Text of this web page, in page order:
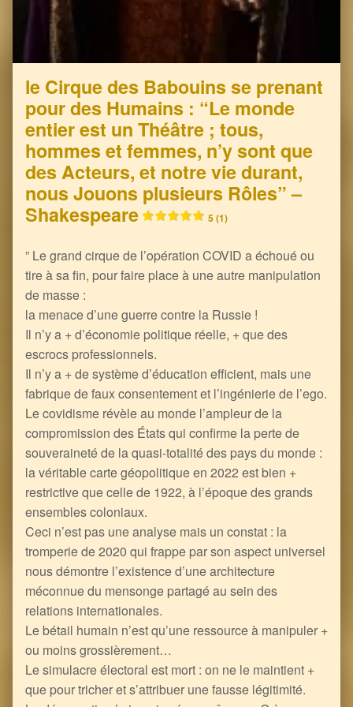
le Cirque des Babouins se prenant
pour des Humains : “Le monde
entier est un Théâtre ; tous,
hommes et femmes, n’y sont que
des Acteurs, et notre vie durant,
nous Jouons plusieurs Rôles” –
Shakespeare
5 (1)
” Le grand cirque de l’opération COVID a échoué ou
tire à sa fin, pour faire place à une autre manipulation
de masse :
la menace d’une guerre contre la Russie !
Il n’y a + d’économie politique réelle, + que des
escrocs professionnels.
Il n’y a + de système d’éducation efficient, mais une
fabrique de faux consentement et l’ingénierie de l’ego.
Le covidisme révèle au monde l’ampleur de la
compromission des États qui confirme la perte de
souveraineté de la quasi-totalité des pays du monde :
la véritable carte géopolitique en 2022 est bien +
restrictive que celle de 1922, à l’époque des grands
ensembles coloniaux.
Ceci n’est pas une analyse mais un constat : la
tromperie de 2020 qui frappe par son aspect universel
nous démontre l’existence d’une architecture
méconnue du mensonge partagé au sein des
relations internationales.
Le bétail humain n’est qu’une ressource à manipuler +
ou moins grossièrement…
Le simulacre électoral est mort : on ne le maintient +
que pour tricher et s’attribuer une fausse légitimité.